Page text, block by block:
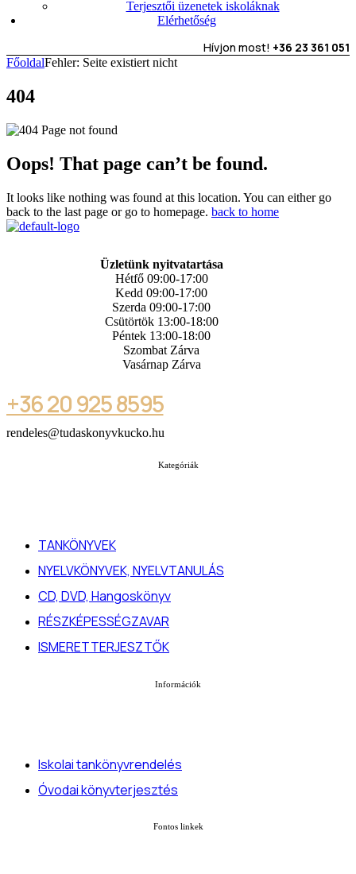
Terjesztői üzenetek iskoláknak
Elérhetőség
Hívjon most! +36 23 361 051
FőoldalFehler: Seite existiert nicht
404
Oops! That page can’t be found.
It looks like nothing was found at this location. You can either go
back to the last page or go to homepage. back to home
Üzletünk nyitvatartása
Hétfő 09:00-17:00
Kedd 09:00-17:00
Szerda 09:00-17:00
Csütörtök 13:00-18:00
Péntek 13:00-18:00
Szombat Zárva
Vasárnap Zárva
+36 20 925 8595
rendeles@tudaskonyvkucko.hu
Kategóriák
TANKÖNYVEK
NYELVKÖNYVEK, NYELVTANULÁS
CD, DVD, Hangoskönyv
RÉSZKÉPESSÉGZAVAR
ISMERETTERJESZTŐK
Információk
Iskolai tankönyvrendelés
Óvodai könyvterjesztés
Fontos linkek